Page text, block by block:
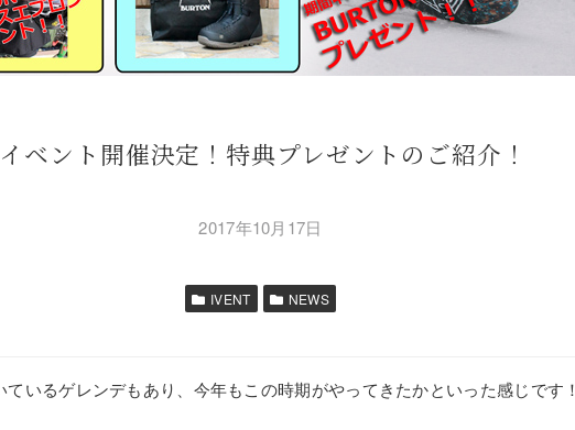
イベント開催決定！特典プレゼントのご紹介！
2017年10月17日
IVENT NEWS
いるゲレンデもあり、今年もこの時期がやってきたかといった感じです！